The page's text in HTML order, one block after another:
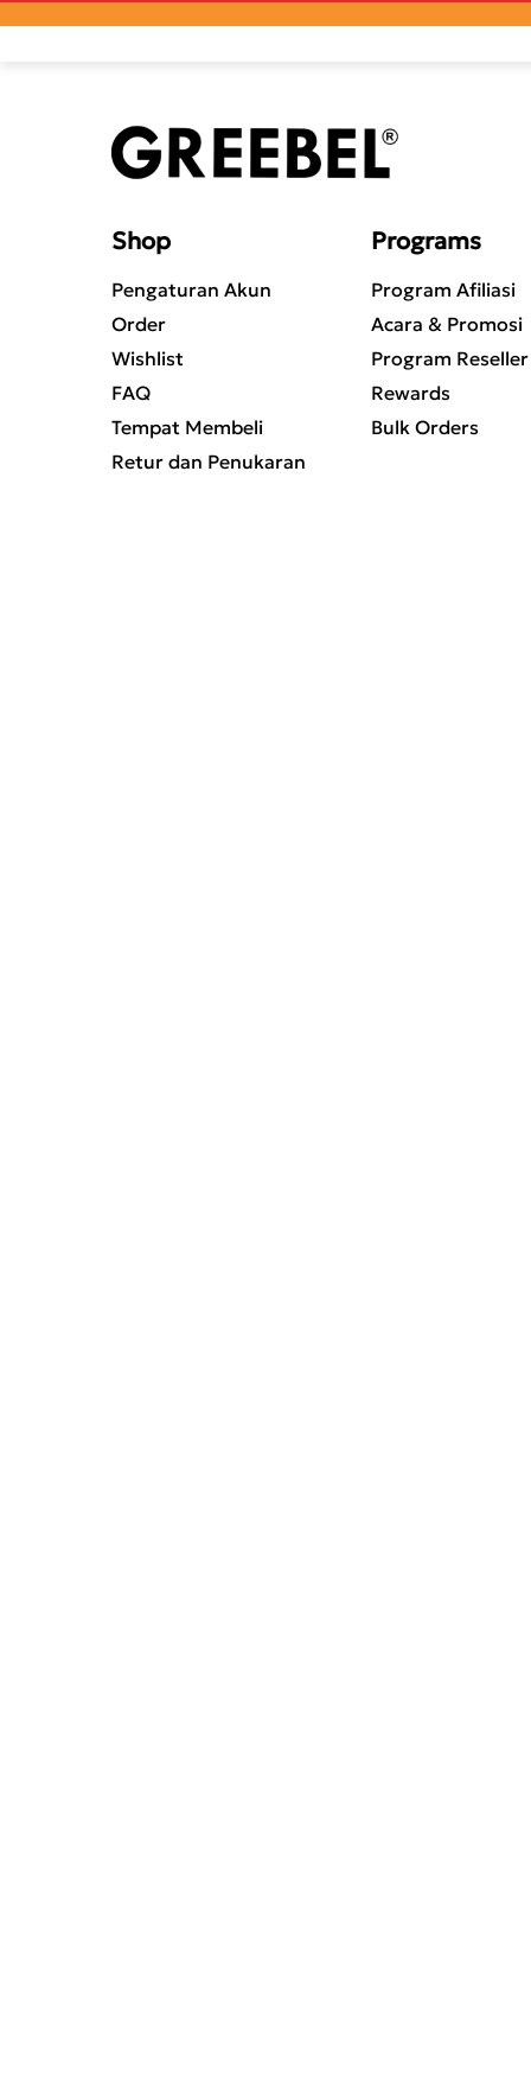
Shop
Pengaturan Akun
Order
Wishlist
FAQ
Tempat Membeli
Retur dan Penukaran
Programs
Program Afiliasi
Acara & Promosi
Program Reseller
Rewards
Bulk Orders